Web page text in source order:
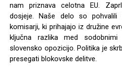
nam priznava celotna EU.
dosjeje. Naše delo so
komisarji, ki prihajajo iz družine
ključna razlika med
slovensko opozicijo. Politika je
presegati blokovske delitve.